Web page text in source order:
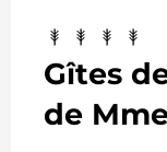
Gîtes
de